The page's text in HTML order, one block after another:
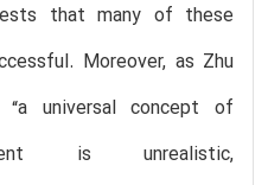
that many of these
Moreover, as Zhu
universal concept of
is unrealistic,